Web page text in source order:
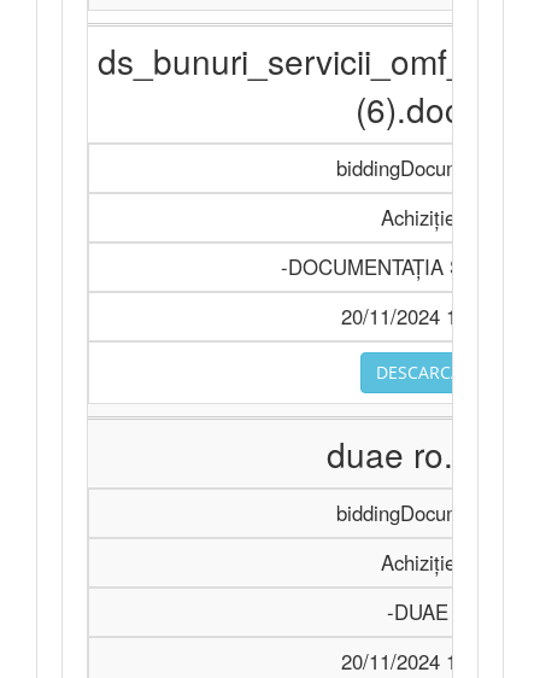
(6).docx
biddingDocuments
Achiziție
-DOCUMENTAŢIA
20/11/2024 14:33
DESCARCA
duae ro.doc
biddingDocuments
Achiziție
-DUAE
20/11/2024 14:33